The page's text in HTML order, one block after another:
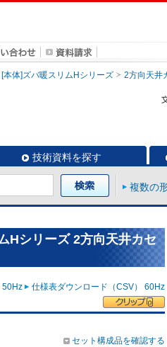
[本体]ズバ暖スリムHシリーズ 2方向天井
技術資料を探す
複数の
Hシリーズ 2方向天井カセ
50Hz 仕様表ダウンロード（CSV） 60Hz
セット構成品を確認する